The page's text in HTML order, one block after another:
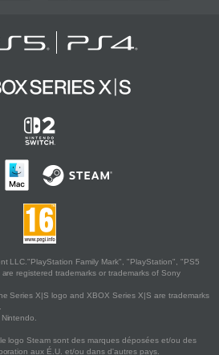
LLC."PlayStation Family Mark", "PlayStation", "PS5
registered trademarks or trademarks of Sony
Series X|S logo and XBOX Series X|S are trademarks
logo Steam sont des marques déposées et/ou des
aux É.U. et/ou dans d'autres pays.